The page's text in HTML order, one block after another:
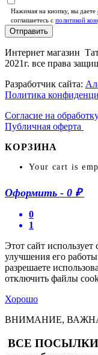
Нажимая на кнопку, вы даете
соглашаетесь c политикой
Отправить
Интернет магазин
2021г. все права
Разработчик сайта:
Политика
Согласие на
Публичная оферта
КОРЗИНА
Your cart is
Оформить - 0 ₽
0
1
Этот сайт
улучшения его
разрешаете
отключить файлы
Хорошо
ВНИМАНИЕ,
ВСЕ ПОСЫЛКИ